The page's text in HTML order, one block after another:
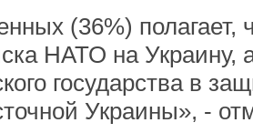
(36%) полагает,
НАТО на Украину,
государства в
Украины», -